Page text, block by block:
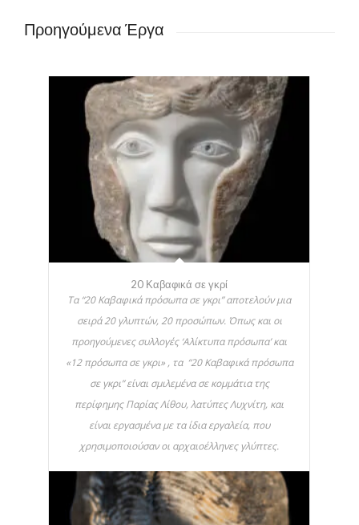
Προηγούμενα Έργα
20 Καβαφικά σε γκρί
Τα “20 Καβαφικά πρόσωπα σε γκρι” αποτελούν μια
σειρά 20 γλυπτών, 20 προσώπων. Όπως και οι
προηγούμενες συλλογές ‘Αλίκτυπα πρόσωπα’ και
«12 πρόσωπα σε γκρι» , τα “20 Καβαφικά πρόσωπα
σε γκρι” είναι σμιλεμένα σε κομμάτια της
περίφημης Παρίας Λίθου, λατύπες Λυχνίτη, και
είναι εργασμένα με τα ίδια εργαλεία, που
χρησιμοποιούσαν οι αρχαιοέλληνες γλύπτες.